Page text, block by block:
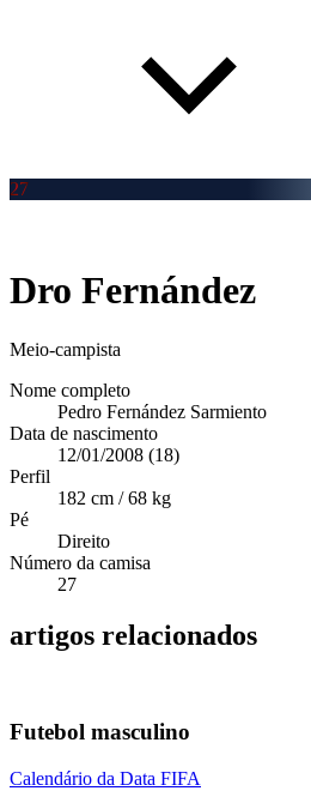
27
Dro Fernández
Meio-campista
Nome completo
Pedro Fernández Sarmiento
Data de nascimento
12/01/2008 (18)
Perfil
182 cm / 68 kg
Pé
Direito
Número da camisa
27
artigos relacionados
Futebol masculino
Calendário da Data FIFA